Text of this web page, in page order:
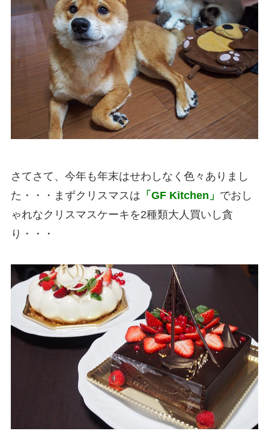
さてさて、今年も年末はせわしなく色々ありまし
た・・・まずクリスマスは 「GF Kitchen」 でおし
ゃれなクリスマスケーキを2種類大人買いし貪
り・・・